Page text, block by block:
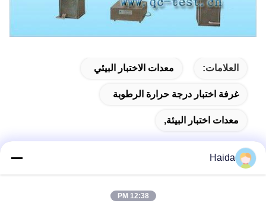
العلامات: معدات الاختبار البيئي
غرفة اختبار درجة حرارة الرطوبة
معدات اختبار البيئة,
Haida
12:38 PM